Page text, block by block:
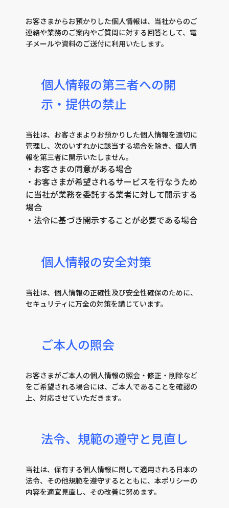
お客さまからお預かりした個人情報は、当社からのご
連絡や業務のご案内やご質問に対する回答として、電
子メールや資料のご送付に利用いたします。
個人情報の第三者への開
示・提供の禁止
当社は、お客さまよりお預かりした個人情報を適切に
管理し、次のいずれかに該当する場合を除き、個人情
報を第三者に開示いたしません。
・お客さまの同意がある場合
・お客さまが希望されるサービスを行なうため
に当社が業務を委託する業者に対して開示する
場合
・法令に基づき開示することが必要である場合
個人情報の安全対策
当社は、個人情報の正確性及び安全性確保のために、
セキュリティに万全の対策を講じています。
ご本人の照会
お客さまがご本人の個人情報の照会・修正・削除など
をご希望される場合には、ご本人であることを確認の
上、対応させていただきます。
法令、規範の遵守と見直し
当社は、保有する個人情報に関して適用される日本の
法令、その他規範を遵守するとともに、本ポリシーの
内容を適宜見直し、その改善に努めます。